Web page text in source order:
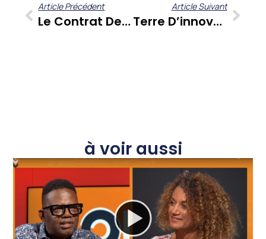
Article Précédent
Le Contrat De Mariage : Un Éclairage Juridique Essentiel Pour Les Antilles
Article Suivant
Terre D’innovation : L’IA, L’éducation Et L’avenir Des Enfants Antillais Au Cœur Du Débat
à voir aussi